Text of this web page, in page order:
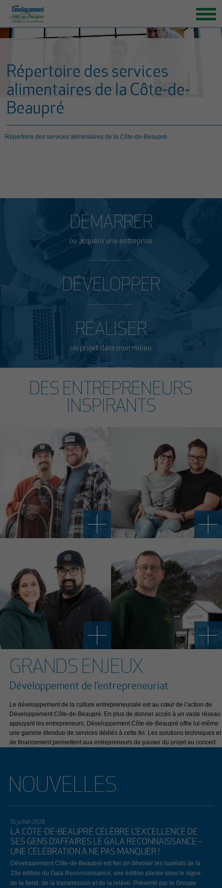
GRANDS ENJEUX
ENTREPRENEURS INSPIRANTS
NOUVELLES
Répertoire des services
alimentaires de la Côte-de-
Beaupré
Répertoire des services alimentaires de la Côte-de-Beaupré
DÉMARRER
ou acquérir une entreprise
DÉVELOPPER
RÉALISER
un projet dans mon milieu
DES ENTREPRENEURS
INSPIRANTS
GRANDS ENJEUX
Développement de l’entrepreneuriat
Le développement de la culture entrepreneuriale est au cœur de l’action de
Développement Côte-de-Beaupré. En plus de donner accès à un vaste réseau
appuyant les entrepreneurs, Développement Côte-de-Beaupré offre lui-même
une gamme étendue de services dédiés à cette fin. Les solutions techniques et
de financement permettent aux entrepreneurs de passer du projet au concert.
NOUVELLES
10 juillet 2026
LA CÔTE-DE-BEAUPRÉ CÉLÈBRE L’EXCELLENCE DE
SES GENS D’AFFAIRES LE GALA RECONNAISSANCE –
UNE CÉLÉBRATION À NE PAS MANQUER !
Développement Côte-de-Beaupré est fier de dévoiler les lauréats de la
23e édition du Gala Reconnaissance, une édition placée sous le signe
de la fierté, de la transmission et de la relève. Présenté par le Groupe